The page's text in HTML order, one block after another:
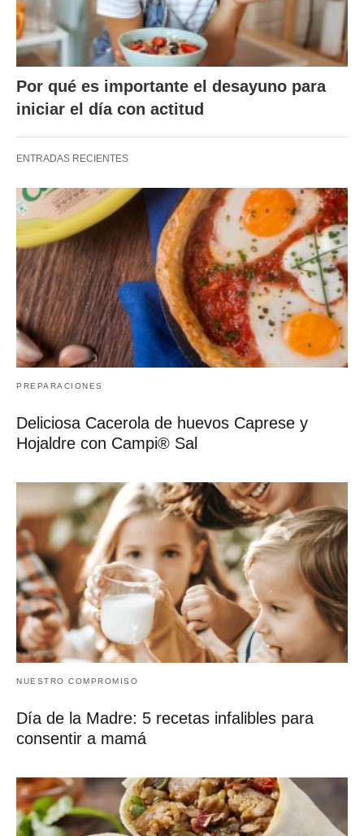
Por qué es importante el desayuno para
iniciar el día con actitud
ENTRADAS RECIENTES
PREPARACIONES
Deliciosa Cacerola de huevos Caprese y
Hojaldre con Campi® Sal
NUESTRO COMPROMISO
Día de la Madre: 5 recetas infalibles para
consentir a mamá